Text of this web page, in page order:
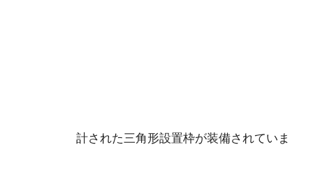
計された三角形設置枠が装備されていま